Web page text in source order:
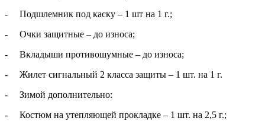
- Подшлемник под каску – 1 шт на 1 г.;
- Очки защитные – до износа;
- Вкладыши противошумные – до износа;
- Жилет сигнальный 2 класса защиты – 1 шт. на 1 г.
- Зимой дополнительно:
- Костюм на утепляющей прокладке – 1 шт. на 2,5 г.;